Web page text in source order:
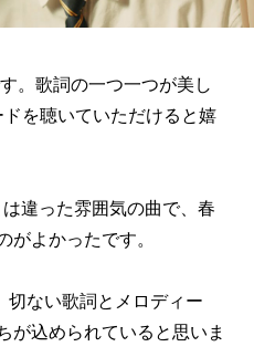
。歌詞の一つ一つが美し
を聴いていただけると嬉
は違った雰囲気の曲で、春
がよかったです。
切ない歌詞とメロディー
が込められていると思いま